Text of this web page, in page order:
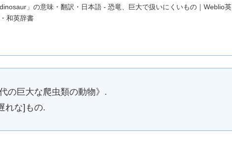
dinosaur」の意味・翻訳・日本語 - 恐竜、巨大で扱いにくいもの｜Weblio英
和英辞書
の巨大な爬虫類の動物》.
れな]もの.